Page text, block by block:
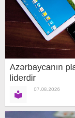
Azərbaycanın
liderdir
07.08.2026